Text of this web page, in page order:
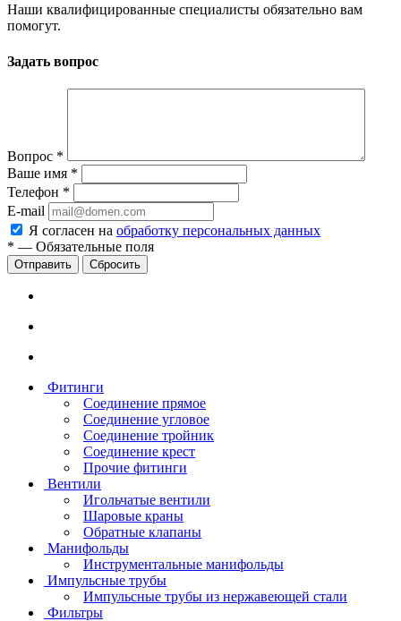
Наши квалифицированные специалисты обязательно вам
помогут.
Задать вопрос
Вопрос *
Ваше имя *
Телефон *
E-mail
Я согласен на обработку персональных данных
* — Обязательные поля
Сбросить
Фитинги
Соединение прямое
Соединение угловое
Соединение тройник
Соединение крест
Прочие фитинги
Вентили
Игольчатые вентили
Шаровые краны
Обратные клапаны
Манифольды
Инструментальные манифольды
Импульсные трубы
Импульсные трубы из нержавеющей стали
Фильтры